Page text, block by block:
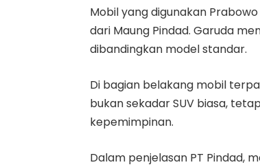
Mobil yang digunakan
dari Maung Pindad. Garuda
dibandingkan model standar.
Di bagian belakang mobil
bukan sekadar SUV biasa,
kepemimpinan.
Dalam penjelasan PT Pindad,